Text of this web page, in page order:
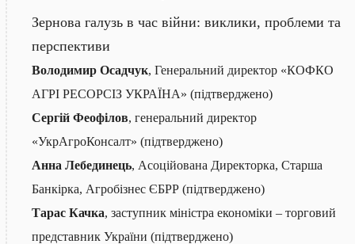
Зернова галузь в час війни: виклики, проблеми та
перспективи
Володимир Осадчук, Генеральний директор «КОФКО
АГРІ РЕСОРСІЗ УКРАЇНА» (підтверджено)
Сергій Феофілов, генеральний директор
«УкрАгроКонсалт» (підтверджено)
Анна Лебединець, Асоційована Директорка, Старша
Банкірка, Агробізнес ЄБРР (підтверджено)
Тарас Качка, заступник міністра економіки – торговий
представник України (підтверджено)